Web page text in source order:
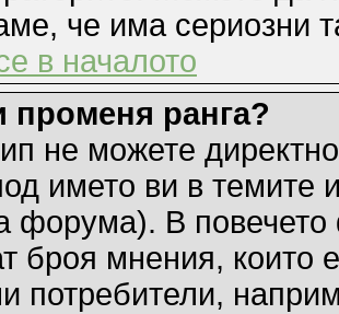
че има сериозни
в началото
променя ранга?
не можете
името ви в темите
форума). В повечето
броя мнения, които
потребители,